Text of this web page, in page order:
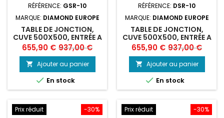
RÉFÉRENCE: GSR-10
MARQUE: DIAMOND EUROPE
TABLE DE JONCTION,
CUVE 500X500, ENTRÉE A
GX
Prix
655,90 € Prix
de
base
937,00 €
 Ajouter au panier
 En stock
RÉFÉRENCE: DSR-10
MARQUE: DIAMOND EUROPE
TABLE DE JONCTION,
CUVE 500X500, ENTRÉE A
DX
Prix
655,90 € Prix
de
base
937,00 €
 Ajouter au panier
 En stock
-30%
Prix réduit -30%
Prix réduit